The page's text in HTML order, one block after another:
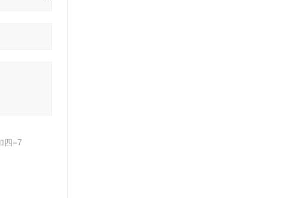
四=7